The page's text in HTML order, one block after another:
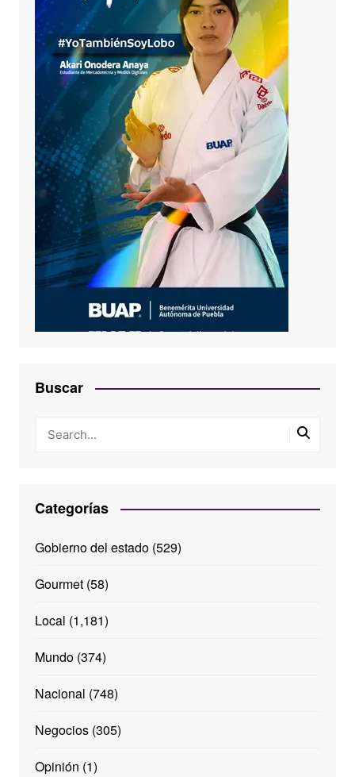
Buscar
Categorías
Gobierno del estado(529)
Gourmet(58)
Local (1,181)
Mundo(374)
Nacional (748)
Negocios(305)
Opinión (1)